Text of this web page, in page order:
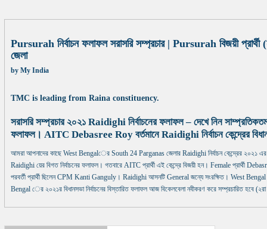
Pursurah নির্বাচন ফলাফল সরাসরি সম্প্রচার | Pursurah বিজয়ী
জেলা
by My India
TMC is leading from Raina constituency.
সরাসরি সম্প্রচার ২০২১ Raidighi নির্বাচনের ফলাফল – দেখে নিন
ফলাফল। AITC Debasree Roy বর্তমানে Raidighi নির্বাচন কেন্দ্রের
আমরা আপনাদের কাছে West Bengalের South 24 Parganas জেলার Raidighi নির্বাচন কেন্দ্রের ২০২১ এর
Raidighi য়ের বিগত নির্বাচনের ফলাফল। গতবারে AITC প্রার্থী এই কেন্দ্রে বিজয়ী হন। Female প্রার্থী
পরবর্তী প্রার্থী ছিলেন CPM Kanti Ganguly। Raidighi আসনটি General জন্যে সংরক্ষিত। West
Bengal ের ২০২১র বিধানসভা নির্বাচনের বিস্তারিত ফলাফল আজ বিকেলবেলা নবীকরণ করে সম্প্রচারিত হবে